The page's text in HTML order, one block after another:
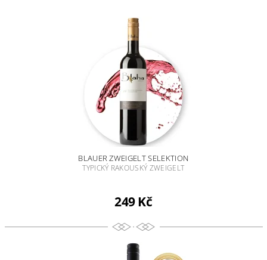
BLAUER ZWEIGELT SELEKTION
TYPICKÝ RAKOUSKÝ ZWEIGELT
249 Kč